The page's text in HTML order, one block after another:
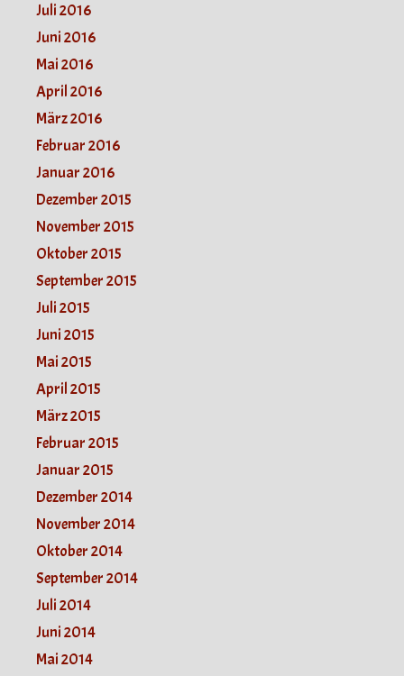
Juli 2016
Juni 2016
Mai 2016
April 2016
März 2016
Februar 2016
Januar 2016
Dezember 2015
November 2015
Oktober 2015
September 2015
Juli 2015
Juni 2015
Mai 2015
April 2015
März 2015
Februar 2015
Januar 2015
Dezember 2014
November 2014
Oktober 2014
September 2014
Juli 2014
Juni 2014
Mai 2014